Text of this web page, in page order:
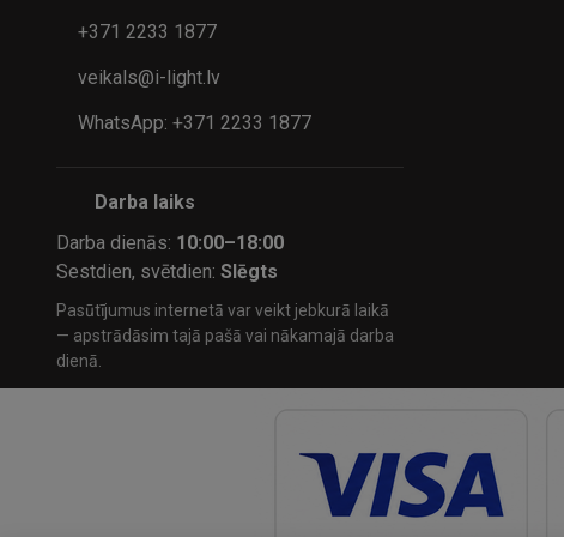
+371 2233 1877
veikals@i-light.lv
WhatsApp: +371 2233 1877
Darba laiks
Darba dienās: 10:00–18:00
Sestdien, svētdien:Slēgts
Pasūtījumus internetā var veikt jebkurā laikā
— apstrādāsim tajā pašā vai nākamajā darba
dienā.